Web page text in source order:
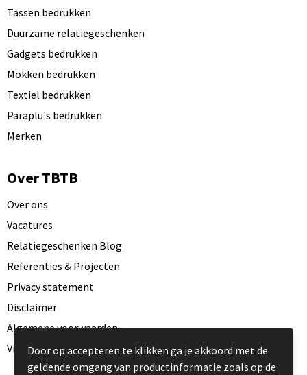
Tassen bedrukken
Duurzame relatiegeschenken
Gadgets bedrukken
Mokken bedrukken
Textiel bedrukken
Paraplu's bedrukken
Merken
Over TBTB
Over ons
Vacatures
Relatiegeschenken Blog
Referenties & Projecten
Privacy statement
Disclaimer
Algemene voorwaarden
Visit our EU website
Door op accepteren te klikken ga je akkoord met de
geldende omgang van productinformatie zoals op de